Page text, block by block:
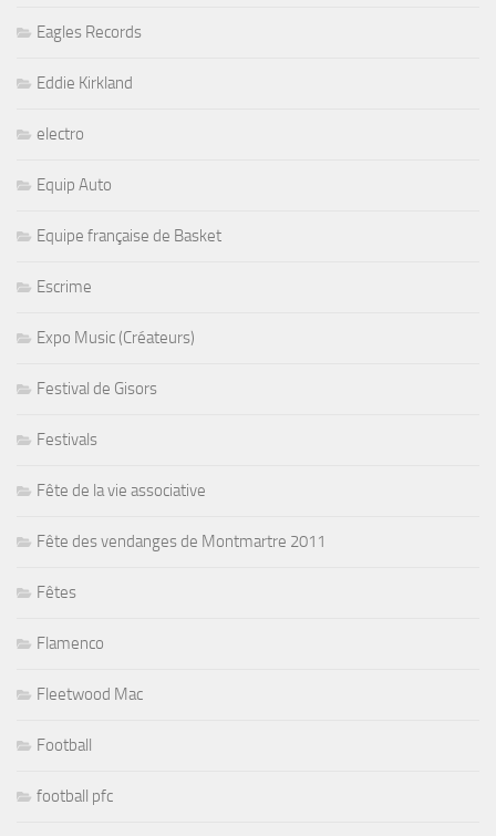
Eagles Records
Eddie Kirkland
electro
Equip Auto
Equipe française de Basket
Escrime
Expo Music (Créateurs)
Festival de Gisors
Festivals
Fête de la vie associative
Fête des vendanges de Montmartre 2011
Fêtes
Flamenco
Fleetwood Mac
Football
football pfc